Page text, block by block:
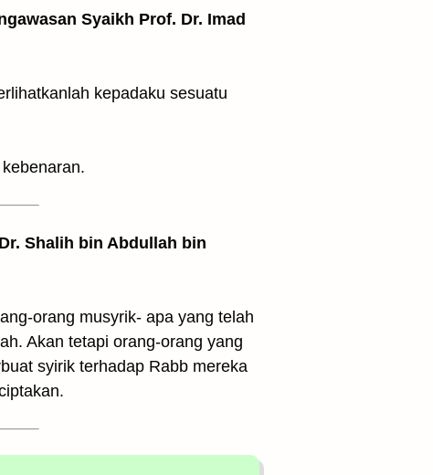
Syaikh Prof. Dr. Imad
kepadaku sesuatu
Shalih bin Abdullah bin
orang musyrik- apa yang telah
Akan tetapi orang-orang yang
syirik terhadap Rabb mereka